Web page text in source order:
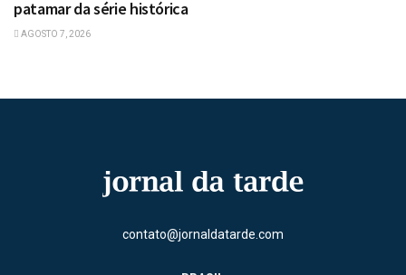
patamar da série histórica
AGOSTO 7, 2026
contato@jornaldatarde.com